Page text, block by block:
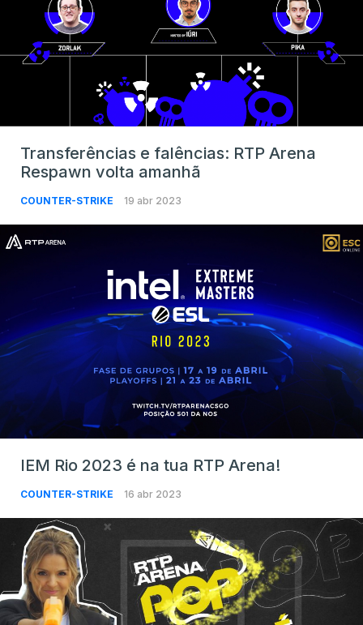
Transferências e falências: RTP Arena
Respawn volta amanhã
COUNTER-STRIKE 19 abr 2023
IEM Rio 2023 é na tua RTP Arena!
COUNTER-STRIKE 16 abr 2023